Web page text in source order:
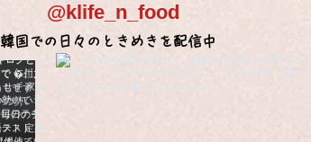
@klife_n_food
韓国での日々のときめきを配信中